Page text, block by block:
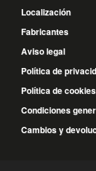
Localización
Fabricantes
Aviso legal
Política de
Política de cookies
Condiciones
Cambios y